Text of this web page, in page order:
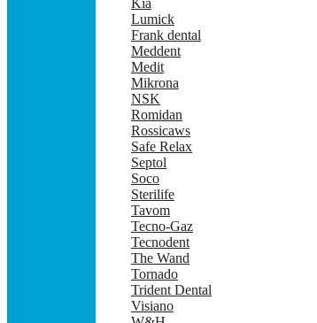
Kia
Lumick
Frank dental
Meddent
Medit
Mikrona
NSK
Romidan
Rossicaws
Safe Relax
Septol
Soco
Sterilife
Tavom
Tecno-Gaz
Tecnodent
The Wand
Tornado
Trident Dental
Visiano